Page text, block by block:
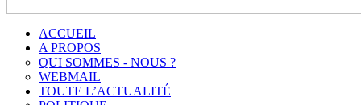
ACCUEIL
A PROPOS
QUI SOMMES - NOUS ?
WEBMAIL
TOUTE L’ACTUALITÉ